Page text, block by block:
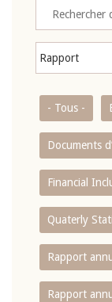
- Tous -
Documents
Financial
Quaterly
Rapport
Rapport